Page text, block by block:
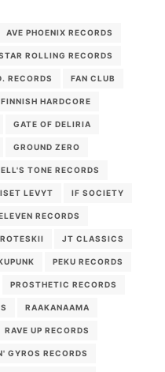
AVE PHOENIX RECORDS
ROLLING RECORDS
RECORDS FAN CLUB
FINNISH HARDCORE
GATE OF DELIRIA
GROUND ZERO
TONE RECORDS
LEVYT IF SOCIETY
RECORDS
JT CLASSICS
PEKU RECORDS
PROSTHETIC RECORDS
RAAKANAAMA
RAVE UP RECORDS
GYROS RECORDS